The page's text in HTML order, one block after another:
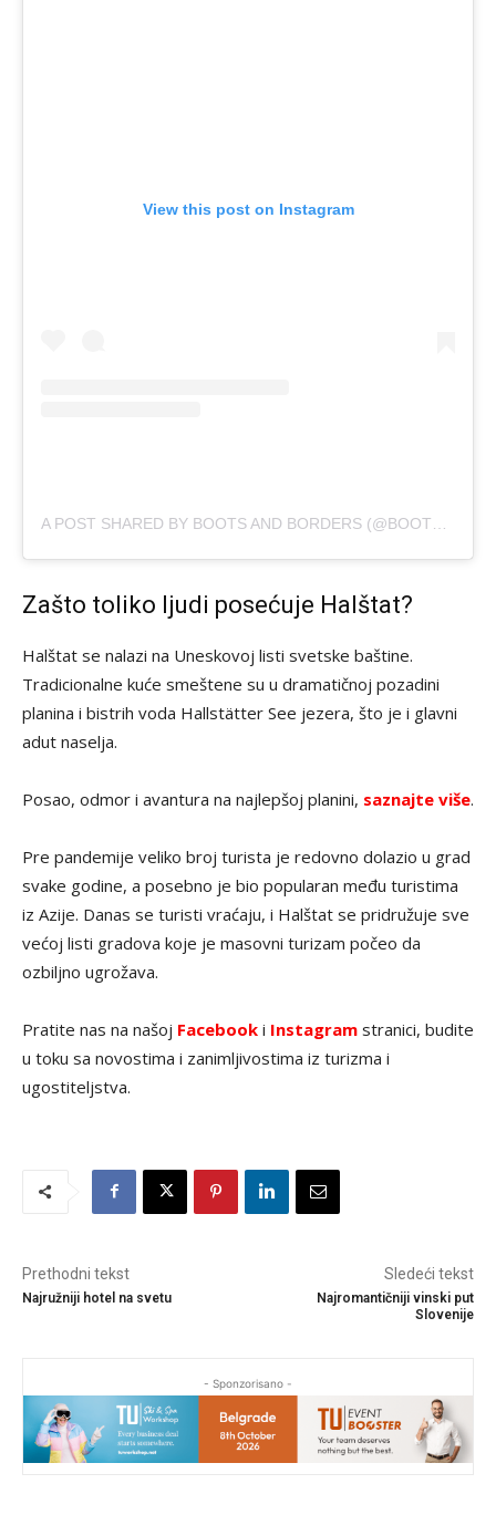
View this post on Instagram
Zašto toliko ljudi posećuje Halštat?
Halštat se nalazi na Uneskovoj listi svetske baštine.
Tradicionalne kuće smeštene su u dramatičnoj pozadini
planina i bistrih voda Hallstätter See jezera, što je i glavni
adut naselja.
Posao, odmor i avantura na najlepšoj planini, saznajte više.
Pre pandemije veliko broj turista je redovno dolazio u grad
svake godine, a posebno je bio popularan među turistima
iz Azije. Danas se turisti vraćaju, i Halštat se pridružuje sve
većoj listi gradova koje je masovni turizam počeo da
ozbiljno ugrožava.
Pratite nas na našoj Facebook i Instagram stranici, budite
u toku sa novostima i zanimljivostima iz turizma i
ugostiteljstva.
Prethodni tekst
Najružniji hotel na svetu
Sledeći tekst
Najromantičniji vinski put
Slovenije
- Sponzorisano -